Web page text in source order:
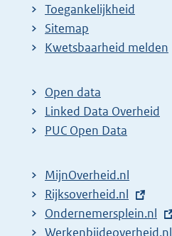
Toegankelijkheid
Sitemap
E
t
e
r
l
i
n
Kwetsbaarheid melden
Open data
Linked Data Overheid
PUC Open Data
MijnOverheid.nl
E
x
t
Rijksoverheid.nl
E
x
Ondernemersplein.nl
E
Werkenbijdeoverheid.nl